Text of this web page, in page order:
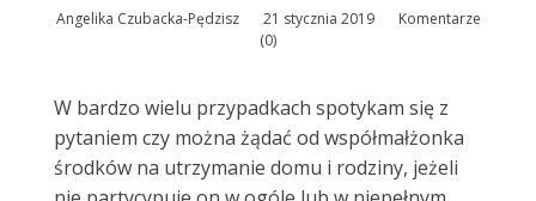
Angelika Czubacka-Pędzisz 21 stycznia 2019
Komentarze
(0)
W bardzo wielu przypadkach spotykam się z
pytaniem czy można żądać od współmałżonka
środków na utrzymanie domu i rodziny, jeżeli